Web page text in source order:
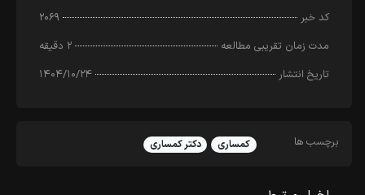
کد خبر
۲۰۶۹
مدت زمان تقریبی مطالعه
۲ دقیقه
تاریخ انتشار
۱۴۰۴/۱۰/۲۴
برچسب ها کمساری دکتر کمساری